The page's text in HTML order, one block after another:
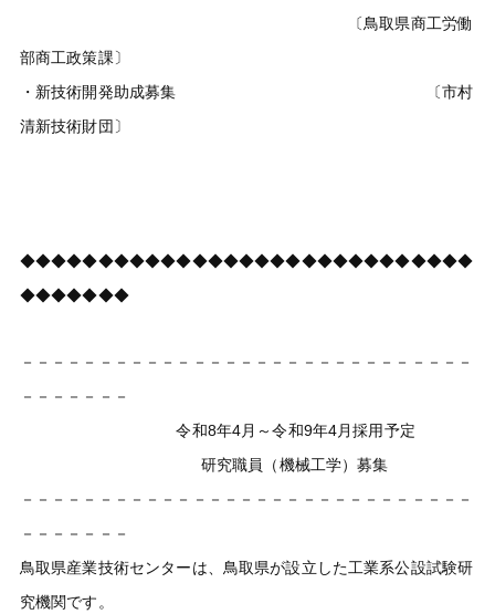
〔鳥取県商工労働
部商工政策課〕
・新技術開発助成募集 〔市村
清新技術財団〕
◆◆◆◆◆◆◆◆◆◆◆◆◆◆◆◆◆◆◆◆◆◆◆◆◆◆◆◆◆
◆◆◆◆◆◆◆
－－－－－－－－－－－－－－－－－－－－－－－－－－－－－
－－－－－－－
令和8年4月～令和9年4月採用予定
研究職員（機械工学）募集
－－－－－－－－－－－－－－－－－－－－－－－－－－－－－
－－－－－－－
鳥取県産業技術センターは、鳥取県が設立した工業系公設試験研
究機関です。